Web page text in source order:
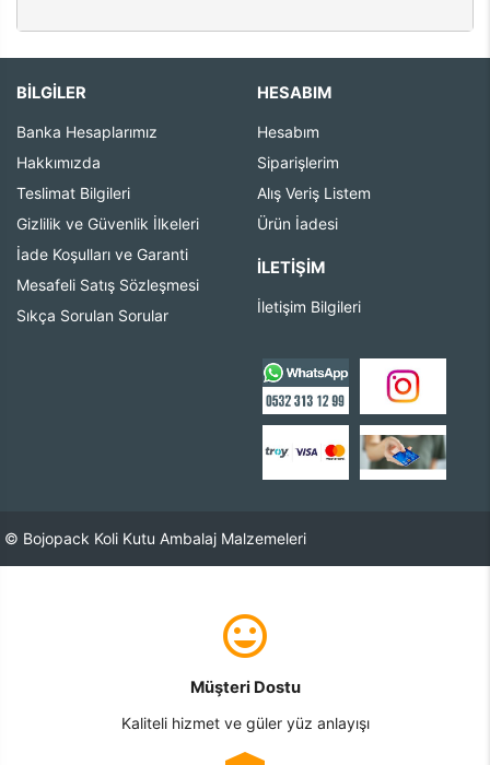
BİLGİLER
Banka Hesaplarımız
Hakkımızda
Teslimat Bilgileri
Gizlilik ve Güvenlik İlkeleri
İade Koşulları ve Garanti
Mesafeli Satış Sözleşmesi
Sıkça Sorulan Sorular
HESABIM
Hesabım
Siparişlerim
Alış Veriş Listem
Ürün İadesi
İLETIŞIM
İletişim Bilgileri
© Bojopack Koli Kutu Ambalaj Malzemeleri
Müşteri Dostu
Kaliteli hizmet ve güler yüz anlayışı